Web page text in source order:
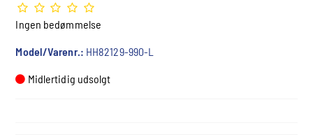
Ingen bedømmelse
Model/Varenr.: HH82129-990-L
Midlertidig udsolgt